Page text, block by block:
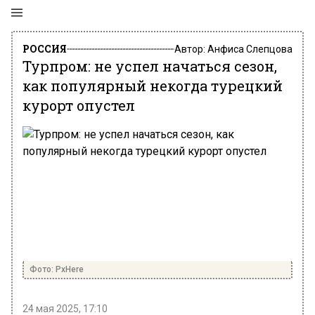
РОССИЯ Автор: Анфиса Слепцова
Турпром: не успел начаться сезон,
как популярный некогда турецкий
курорт опустел
Фото: PxHere
24 мая 2025, 17:10